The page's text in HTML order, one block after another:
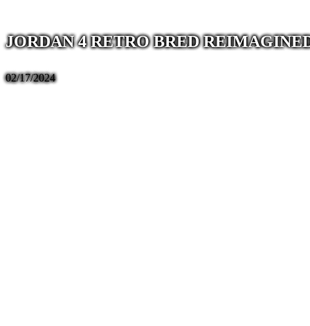
JORDAN 4 RETRO BRED
02/17/2024